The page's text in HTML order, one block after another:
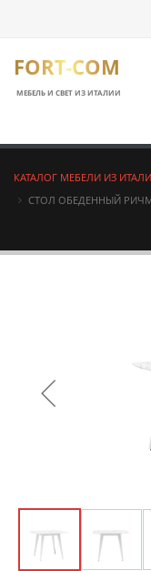
FORT-COM
МЕБЕЛЬ И СВЕТ ИЗ ИТАЛИИ
КАТАЛОГ МЕБЕЛИ ИЗ
СТОЛ ОБЕДЕННЫЙ